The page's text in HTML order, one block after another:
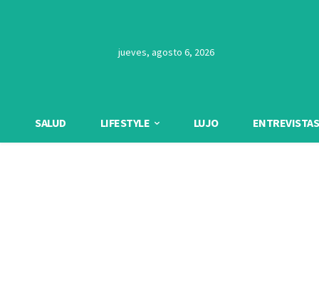
jueves, agosto 6, 2026
SALUD LIFESTYLE LUJO ENTREVISTAS